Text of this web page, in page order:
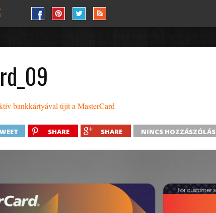
bankkártyával újít a MasterCard
SHARE SHARE NINCS HOZZÁSZÓLÁS